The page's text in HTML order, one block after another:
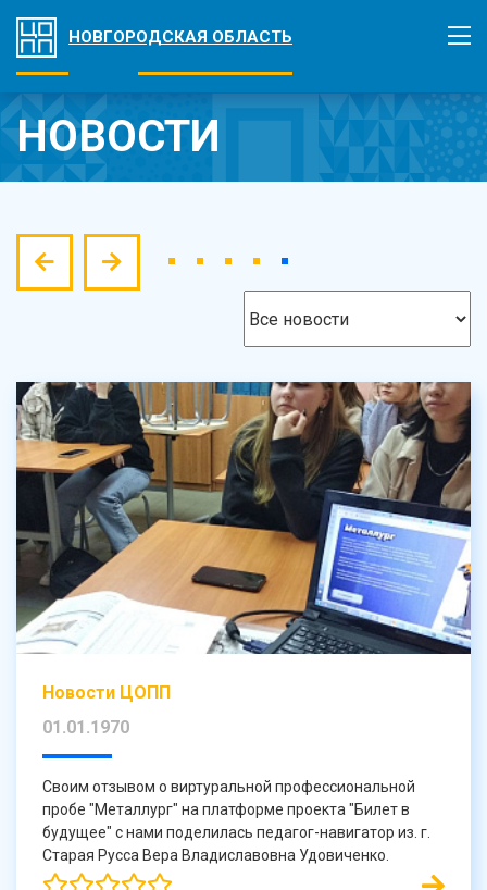
НОВГОРОДСКАЯ ОБЛАСТЬ
НОВОСТИ
Новости ЦОПП
01.01.1970
Своим отзывом о виртуральной профессиональной
пробе "Металлург" на платформе проекта "Билет в
будущее" с нами поделилась педагог-навигатор из. г.
Старая Русса Вера Владиславовна Удовиченко.